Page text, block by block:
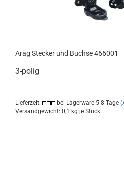
Arag Stecker und Buchse 466001
3-polig
Lieferzeit: bei Lagerware 5-8 Tage
Versandgewicht: 0,1 kg je Stück